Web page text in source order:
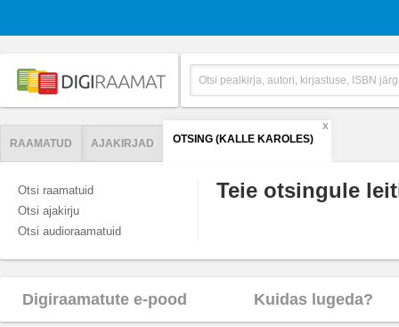
RAAMATUD AJAKIRJAD OTSING (KALLE KAROLES)
X
Otsi raamatuid
Otsi ajakirju
Otsi audioraamatuid
Teie otsingule
Digiraamatute e-pood Kuidas lugeda?